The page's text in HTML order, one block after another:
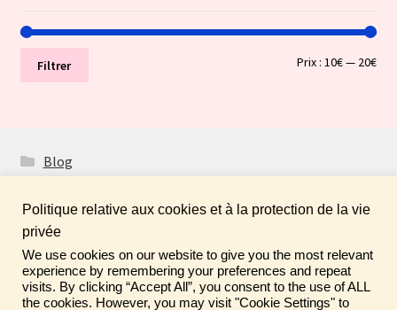
Fais de ta vie un rêve ! N'oublie pas de laisser un
commentaire sur tes achats pour aider la communauté ♡
Prix
Prix
Filtrer Prix :10€— 20€
Blog
© Boutique Atelier Maloet 2026
À propos & CGV
Built with WooCommerce.
Politique relative aux cookies et à la protection de la vie
privée
We use cookies on our website to give you the most relevant
experience by remembering your preferences and repeat
visits. By clicking “Accept All”, you consent to the use of ALL
the cookies. However, you may visit "Cookie Settings" to